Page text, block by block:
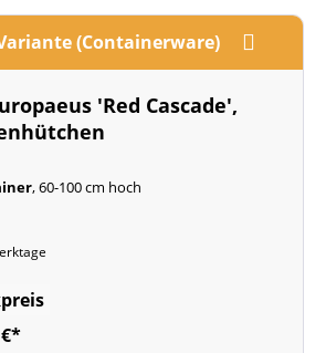
(Containerware)
'Red Cascade',
, 60-100 cm hoch